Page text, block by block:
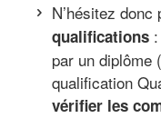
N’hésitez donc
qualifications
par un diplôme
qualification
vérifier les